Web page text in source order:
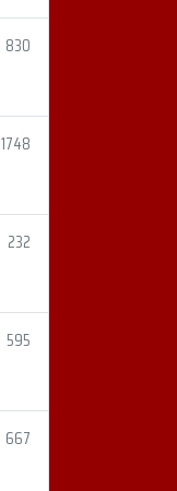
830
1748
232
595
667